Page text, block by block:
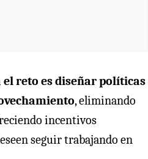
el reto es diseñar políticas
, eliminando
incentivos
seguir trabajando en